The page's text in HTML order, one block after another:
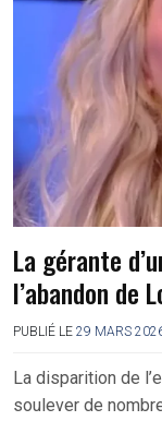
La gérante
l’abandon de
PUBLIÉ LE 29 MARS
La disparition de
soulever de